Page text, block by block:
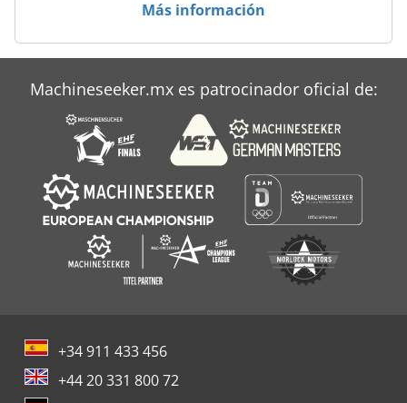
Más información
Machineseeker.mx es patrocinador oficial de:
+34 911 433 456
+44 20 331 800 72